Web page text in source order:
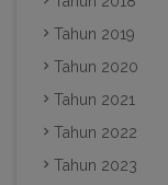
Tahun 2019
Tahun 2020
Tahun 2021
Tahun 2022
Tahun 2023